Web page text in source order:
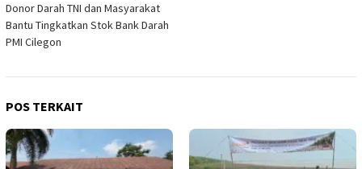
Donor Darah TNI dan Masyarakat
Bantu Tingkatkan Stok Bank Darah
PMI Cilegon
POS TERKAIT